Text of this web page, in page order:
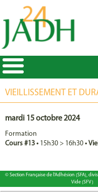
VIEILLISSEMENT ET
mardi 15 octobre 2024
Formation
Cours #13 • 15h30 > 16h30 •
© Section Française de l'Adhésion (SFA),
Vide (SFV)